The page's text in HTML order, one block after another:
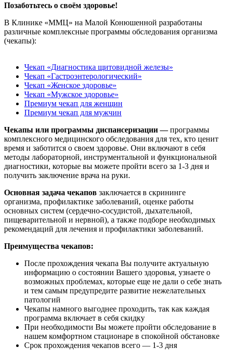
Позаботьтесь о своём здоровье!
В Клинике «ММЦ» на Малой Конюшенной разработаны
различные комплексные программы обследования организма
(чекапы):
Чекап «Диагностика щитовидной железы»
Чекап «Гастроэнтерологический»
Чекап «Женское здоровье»
Чекап «Мужское здоровье»
Премиум чекап для женщин
Премиум чекап для мужчин
Чекапы или программы диспансеризации —программы
комплексного медицинского обследования для тех, кто ценит
время и заботится о своем здоровье. Они включают в себя
методы лабораторной, инструментальной и функциональной
диагностики, которые вы можете пройти всего за 1-3 дня и
получить заключение врача на руки.
Основная задача чекапов заключается в скрининге
организма, профилактике заболеваний, оценке работы
основных систем (сердечно-сосудистой, дыхательной,
пищеварительной и нервной), а также подборе необходимых
рекомендаций для лечения и профилактики заболеваний.
Преимущества чекапов:
После прохождения чекапа Вы получите актуальную
информацию о состоянии Вашего здоровья, узнаете о
возможных проблемах, которые еще не дали о себе знать
и тем самым предупредите развитие нежелательных
патологий
Чекапы намного выгоднее проходить, так как каждая
программа включает в себя скидку
При необходимости Вы можете пройти обследование в
нашем комфортном стационаре в спокойной обстановке
Срок прохождения чекапов всего — 1-3 дня